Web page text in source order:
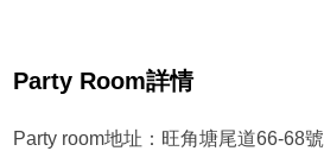
Party Room詳情
Party room地址：旺角塘尾道66-68